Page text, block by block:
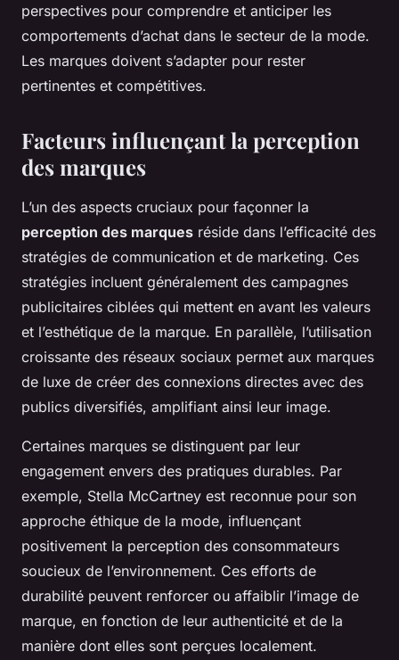
perspectives pour comprendre et anticiper les
comportements d’achat dans le secteur de la mode.
Les marques doivent s’adapter pour rester
pertinentes et compétitives.
Facteurs influençant la perception
des marques
L’un des aspects cruciaux pour façonner la
perception des marques réside dans l’efficacité des
stratégies de communication et de marketing. Ces
stratégies incluent généralement des campagnes
publicitaires ciblées qui mettent en avant les valeurs
et l’esthétique de la marque. En parallèle, l’utilisation
croissante des réseaux sociaux permet aux marques
de luxe de créer des connexions directes avec des
publics diversifiés, amplifiant ainsi leur image.
Certaines marques se distinguent par leur
engagement envers des pratiques durables. Par
exemple, Stella McCartney est reconnue pour son
approche éthique de la mode, influençant
positivement la perception des consommateurs
soucieux de l’environnement. Ces efforts de
durabilité peuvent renforcer ou affaiblir l’image de
marque, en fonction de leur authenticité et de la
manière dont elles sont perçues localement.